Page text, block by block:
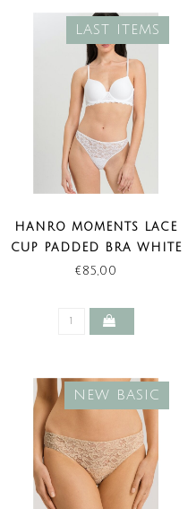
LAST ITEMS
HANRO MOMENTS LACE
CUP PADDED BRA WHITE
(LAST ITEMS)
€85,00
NEW BASIC